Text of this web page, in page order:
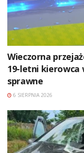
Wieczorna
19-letni kierowca
sprawne
6 SIERPNIA 2026